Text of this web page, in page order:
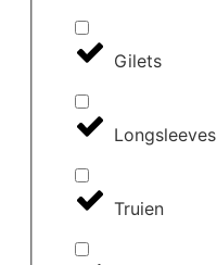
Gilets
Longsleeves
Truien